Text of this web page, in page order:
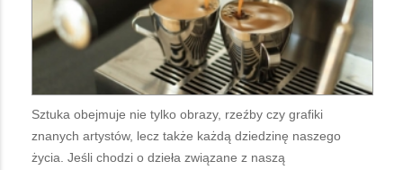
Sztuka obejmuje nie tylko obrazy, rzeźby czy grafiki
znanych artystów, lecz także każdą dziedzinę naszego
życia. Jeśli chodzi o dzieła związane z naszą